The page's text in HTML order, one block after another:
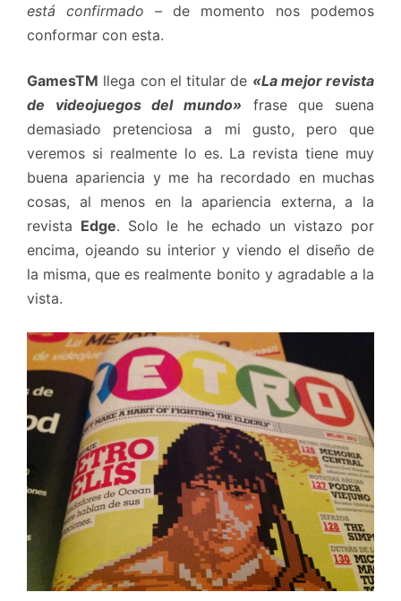
está confirmado – de momento nos podemos
conformar con esta.
GamesTM llega con el titular de «La mejor revista
de videojuegos del mundo» frase que suena
demasiado pretenciosa a mi gusto, pero que
veremos si realmente lo es. La revista tiene muy
buena apariencia y me ha recordado en muchas
cosas, al menos en la apariencia externa, a la
revista Edge. Solo le he echado un vistazo por
encima, ojeando su interior y viendo el diseño de
la misma, que es realmente bonito y agradable a la
vista.